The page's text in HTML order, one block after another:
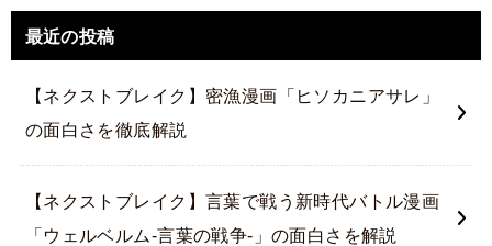
最近の投稿
【ネクストブレイク】密漁漫画「ヒソカニアサレ」
の面白さを徹底解説
【ネクストブレイク】言葉で戦う新時代バトル漫画
「ウェルベルム-言葉の戦争-」の面白さを解説